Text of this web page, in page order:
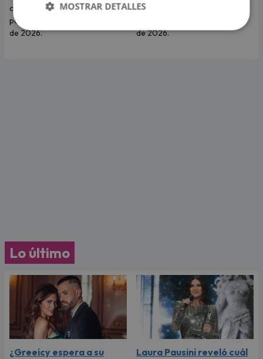
cuenta qué te depara tu signo
para hoy martes 4 de agosto
de 2026.
cuenta qué te depara tu signo
de 2026.
Lo último
¿Greeicy espera a su
Laura Pausini reveló cuál
MOSTRAR DETALLES